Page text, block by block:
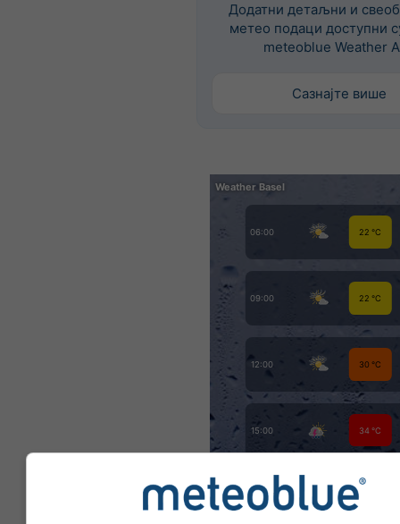
Додатни детаљни и
метео подаци доступни
meteoblue Weather
Сазнајте више